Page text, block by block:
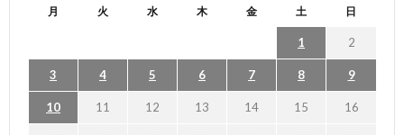
月 火 水 木 金 土 日
1 2
3 4 5 6 7 8 9
10 11 12 13 14 15 16